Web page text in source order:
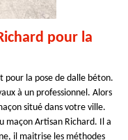
pour la
pour la pose de dalle béton.
à un professionnel. Alors
situé dans votre ville.
maçon Artisan Richard. Il a
il maitrise les méthodes